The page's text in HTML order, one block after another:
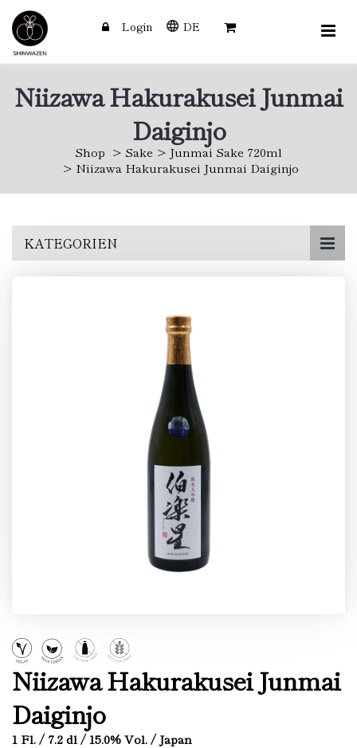
Login DE
Niizawa Hakurakusei Junmai
Daiginjo
Shop Sake
Junmai Sake 720ml
Niizawa Hakurakusei Junmai Daiginjo
KATEGORIEN
Niizawa Hakurakusei Junmai
Daiginjo
1 Fl. / 7.2 dl / 15.0% Vol. / Japan